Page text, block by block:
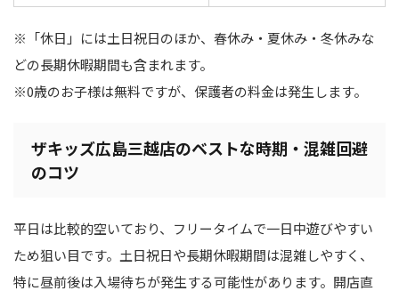
※「休日」には土日祝日のほか、春休み・夏休み・冬休みな
どの長期休暇期間も含まれます。
※0歳のお子様は無料ですが、保護者の料金は発生します。
ザキッズ広島三越店のベストな時期・混雑回避
のコツ
平日は比較的空いており、フリータイムで一日中遊びやすい
ため狙い目です。土日祝日や長期休暇期間は混雑しやすく、
特に昼前後は入場待ちが発生する可能性があります。開店直